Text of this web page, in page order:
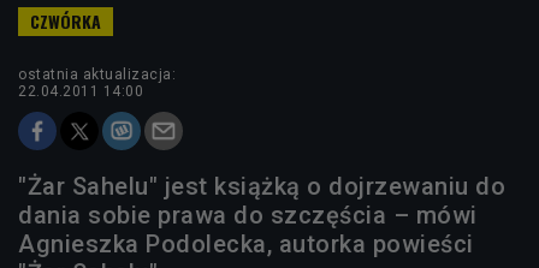
ostatnia aktualizacja:
22.04.2011 14:00
"Żar Sahelu" jest książką o dojrzewaniu do
dania sobie prawa do szczęścia – mówi
Agnieszka Podolecka, autorka powieści